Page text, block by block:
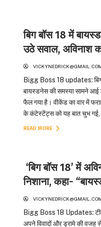
बिग बॉस 18 में
उठे सवाल, अविनाश
Bigg Boss 18 updates: बिग
बायस्डनेस की समस्या सामने
फैल गया है। वीकेंड का वार में
के कंटेस्टेंट्स को यह बात चुभ
READ MORE
‘बिग बॉस 18’ में
निशाना, कहा-
Bigg Boss 18 Updates: टीवी
अपने विवादों और ड्रामे की वजह